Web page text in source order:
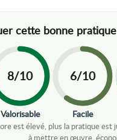
8/10
Valorisable
6/10
Facile